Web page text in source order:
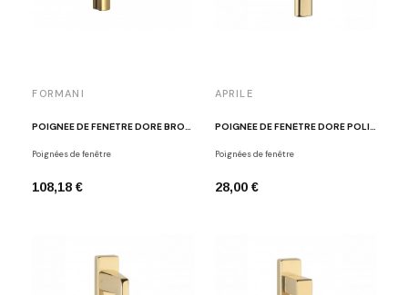
FORMANI
POIGNÉE DE FENÊTRE DORÉ BROSSÉ DR100-DK-O IM
Poignées de fenêtre
108,18 €
APRILE
POIGNÉE DE FENÊTRE DORÉ POLI APRILE SILENA
Poignées de fenêtre
28,00 €